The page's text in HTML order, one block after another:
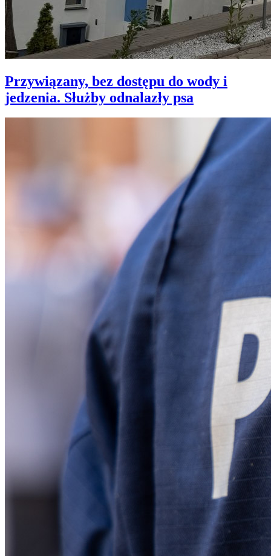
Przywiązany, bez dostępu do wody i
jedzenia. Służby odnalazły psa